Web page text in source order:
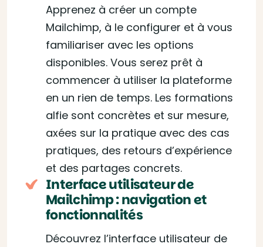
Apprenez à créer un compte
Mailchimp, à le configurer et à vous
familiariser avec les options
disponibles. Vous serez prêt à
commencer à utiliser la plateforme
en un rien de temps. Les formations
alfie sont concrètes et sur mesure,
axées sur la pratique avec des cas
pratiques, des retours d’expérience
et des partages concrets.
Interface utilisateur de
Mailchimp : navigation et
fonctionnalités
Découvrez l’interface utilisateur de